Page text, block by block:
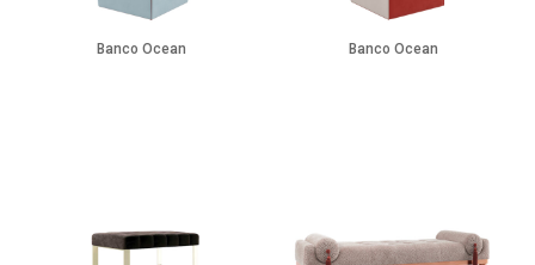
Banco Ocean Banco Ocean